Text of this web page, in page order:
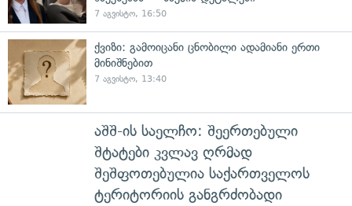
7 აგვისტო, 16:50
ქვიზი: გამოიცანი ცნობილი ადამიანი ერთი
მინიშნებით
7 აგვისტო, 13:40
აშშ-ის საელჩო: შეერთებული
შტატები კვლავ ღრმად
შეშფოთებულია საქართველოს
ტერიტორიის განგრძობადი